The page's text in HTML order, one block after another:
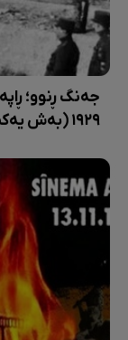
جەنگ ڕنوو؛
١٩٢٩ (بەش یەکم)